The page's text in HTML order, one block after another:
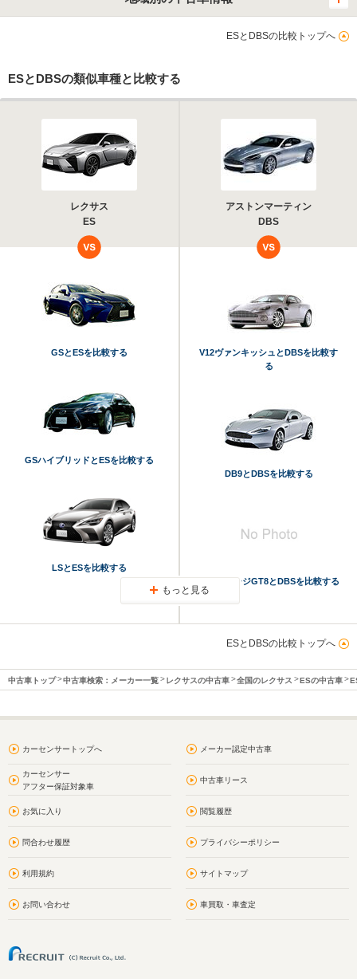
ESとDBSの比較トップへ
ESとDBSの類似車種と比較する
レクサス
ES
アストンマーティン
DBS
GSとESを比較する
GSハイブリッドとESを比較する
LSとESを比較する
V12ヴァンキッシュとDBSを比較す
る
DB9とDBSを比較する
ヴァンテージGT8とDBSを比較する
もっと見る
ESとDBSの比較トップへ
中古車トップ 中古車検索：メーカー一覧 レクサスの中古車 全国のレクサス ESの中古車
カーセンサートップへ メーカー認定中古車
カーセンサー
アフター保証対象車
中古車リース
お気に入り 閲覧履歴
問合わせ履歴 プライバシーポリシー
利用規約 サイトマップ
お問い合わせ 車買取・車査定